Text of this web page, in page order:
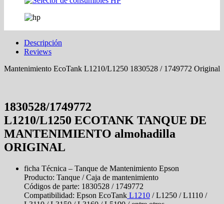
Descripción
Reviews
Mantenimiento EcoTank L1210/L1250 1830528 / 1749772 Original
1830528/1749772
L1210/L1250 ECOTANK TANQUE DE
MANTENIMIENTO almohadilla
ORIGINAL
ficha Técnica – Tanque de Mantenimiento Epson
Producto: Tanque / Caja de mantenimiento
Códigos de parte: 1830528 / 1749772
Compatibilidad: Epson EcoTank L1210 / L1250 / L1110 /